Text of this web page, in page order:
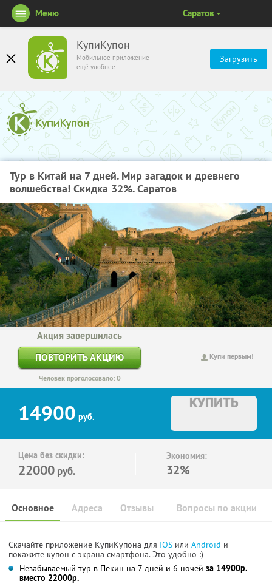
КупиКупон
Мобильное приложение
ещё удобнее
Загрузить
Меню Саратов
Тур в Китай на 7 дней. Мир загадок и древнего
волшебства! Скидка 32%. Саратов
Купи первым!
Акция завершилась
ПОВТОРИТЬ АКЦИЮ
Человек проголосовало: 0
14900 руб.
КУПИТЬ
Цена без скидки:
22000 руб.
Экономия:
32%
Основное Отзывы Вопросы по акции
Адреса
Скачайте приложение КупиКупона для IOS или Android и
покажите купон с экрана смартфона. Это удобно :)
Незабываемый тур в Пекин на 7 дней и 6 ночей за 14900р.
вместо 22000р.